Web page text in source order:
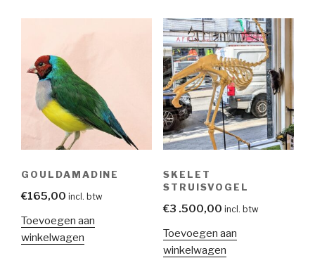
GOULDAMADINE
€165,00 incl. btw
Toevoegen aan
winkelwagen
SKELET
STRUISVOGEL
€3 .500,00 incl. btw
Toevoegen aan
winkelwagen